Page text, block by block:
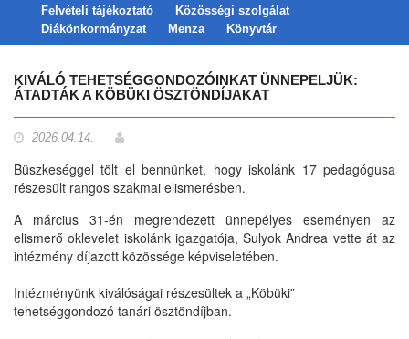
Felvételi tájékoztató
Közösségi szolgálat
Diákönkormányzat
Menza Könyvtár
KIVÁLÓ TEHETSÉGGONDOZÓINKAT ÜNNEPELJÜK:
ÁTADTÁK A KÖBÜKI ÖSZTÖNDÍJAKAT
2026.04.14.
Büszkeséggel tölt el bennünket, hogy iskolánk 17 pedagógusa
részesült rangos szakmai elismerésben.
A március 31-én megrendezett ünnepélyes eseményen az
elismerő oklevelet iskolánk igazgatója, Sulyok Andrea vette át az
intézmény díjazott közössége képviseletében.
Intézményünk kiválóságai részesültek a „Köbüki”
tehetséggondozó tanári ösztöndíjban.